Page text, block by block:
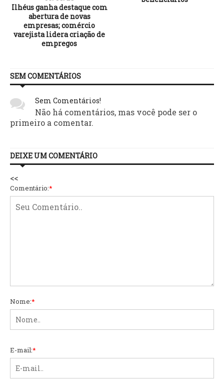
Ilhéus ganha destaque com
abertura de novas
empresas; comércio
varejista lidera criação de
empregos
SEM COMENTÁRIOS
Sem Comentários!
Não há comentários, mas você pode ser o
primeiro a comentar.
DEIXE UM COMENTÁRIO
<<
Comentário:*
Nome:*
E-mail:*